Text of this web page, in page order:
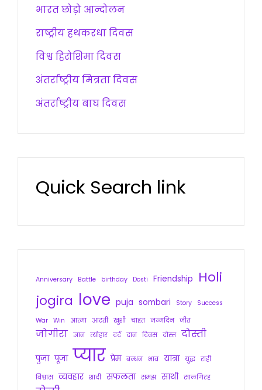
भारत छोड़ो आन्दोलन
राष्ट्रीय हथकरधा दिवस
विश्व हिरोशिमा दिवस
अंतर्राष्ट्रीय मित्रता दिवस
अंतर्राष्ट्रीय बाघ दिवस
Quick Search link
Anniversary Battle birthday Dosti Friendship
Holi
jogira love puja sombari Story
Success
War Win आत्मा आरती खुशी चाहत जन्मदिन जीत
जोगीरा ज्ञान त्योहार दर्द दान दिवस दोस्त दोस्ती
पुजा पूजा प्यार प्रेम बन्धन भाव यात्रा युद्ध राही
विश्वास व्यवहार शादी सफलता समझ साथी सालगिरह